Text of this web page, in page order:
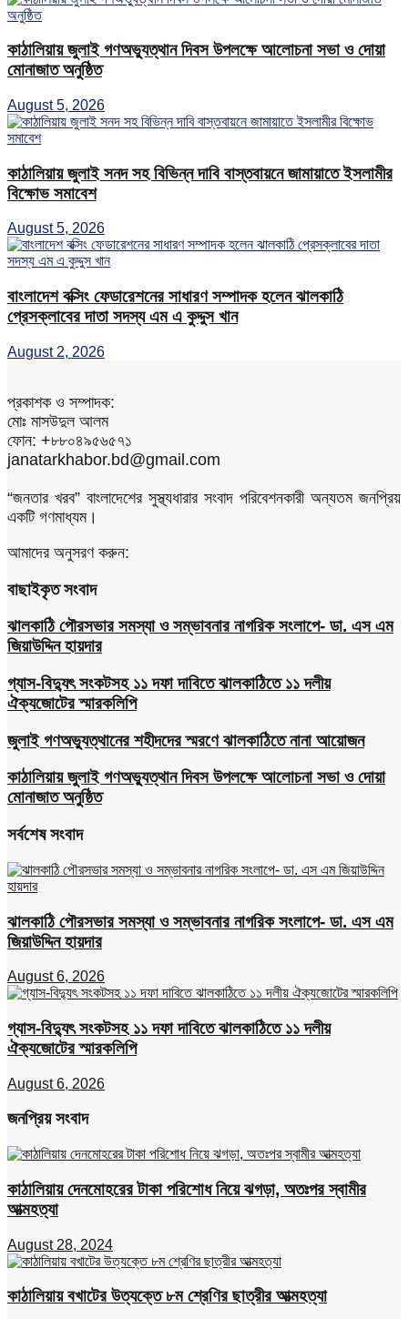
কাঠালিয়ায় জুলাই গণঅভ্যুত্থান দিবস উপলক্ষে আলোচনা সভা ও দোয়া
মোনাজাত অনুষ্ঠিত
August 5, 2026
কাঠালিয়ায় জুলাই সনদ সহ বিভিন্ন দাবি বাস্তবায়নে জামায়াতে ইসলামীর
বিক্ষোভ সমাবেশ
August 5, 2026
বাংলাদেশ বক্সিং ফেডারেশনের সাধারণ সম্পাদক হলেন ঝালকাঠি
প্রেসক্লাবের দাতা সদস্য এম এ কুদ্দুস খান
August 2, 2026
প্রকাশক ও সম্পাদক:
মোঃ মাসউদুল আলম
ফোন: +৮৮০৪৯৫৬৫৭১
janatarkhabor.bd@gmail.com
“জনতার খরব” বাংলাদেশের সুস্থ্যধারার সংবাদ পরিবেশনকারী অন্যতম জনপ্রিয়
একটি গণমাধ্যম।
আমাদের অনুসরণ করুন:
বাছাইকৃত সংবাদ
ঝালকাঠি পৌরসভার সমস্যা ও সম্ভাবনার নাগরিক সংলাপে- ডা. এস এম
জিয়াউদ্দিন হায়দার
গ্যাস-বিদ্যুৎ সংকটসহ ১১ দফা দাবিতে ঝালকাঠিতে ১১ দলীয়
ঐক্যজোটের স্মারকলিপি
জুলাই গণঅভ্যুত্থানের শহীদদের স্মরণে ঝালকাঠিতে নানা আয়োজন
কাঠালিয়ায় জুলাই গণঅভ্যুত্থান দিবস উপলক্ষে আলোচনা সভা ও দোয়া
মোনাজাত অনুষ্ঠিত
সর্বশেষ সংবাদ
ঝালকাঠি পৌরসভার সমস্যা ও সম্ভাবনার নাগরিক সংলাপে- ডা. এস এম
জিয়াউদ্দিন হায়দার
August 6, 2026
গ্যাস-বিদ্যুৎ সংকটসহ ১১ দফা দাবিতে ঝালকাঠিতে ১১ দলীয়
ঐক্যজোটের স্মারকলিপি
August 6, 2026
জনপ্রিয় সংবাদ
কাঠালিয়ায় দেনমোহরের টাকা পরিশোধ নিয়ে ঝগড়া, অতঃপর স্বামীর
আত্মহত্যা
August 28, 2024
কাঠালিয়ায় বখাটের উত্যক্তে ৮ম শ্রেণির ছাত্রীর আত্মহত্যা